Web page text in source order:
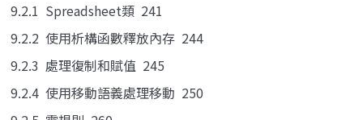
9.2.1 Spreadsheet類 241
9.2.2 使用析構函數釋放內存 244
9.2.3 處理復制和賦值 245
9.2.4 使用移動語義處理移動 250